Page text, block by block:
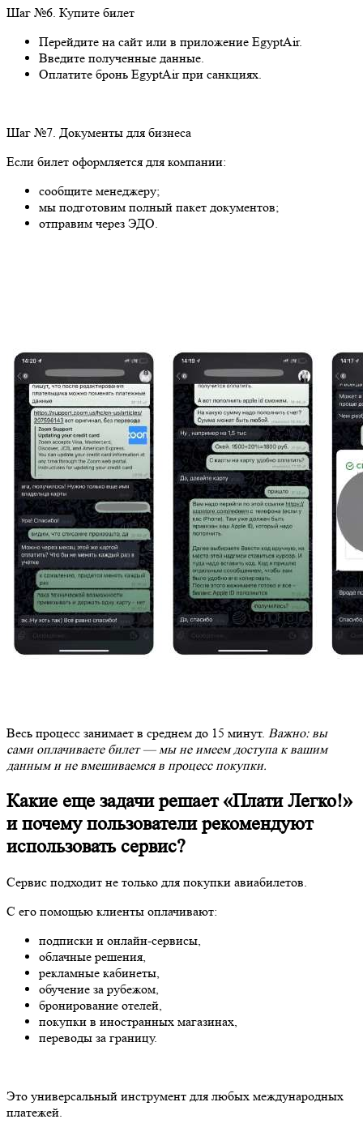
Шаг №6. Купите билет
Перейдите на сайт или в приложение EgyptAir.
Введите полученные данные.
Оплатите бронь EgyptAir при санкциях.
Шаг №7. Документы для бизнеса
Если билет оформляется для компании:
сообщите менеджеру;
мы подготовим полный пакет документов;
отправим через ЭДО.
Весь процесс занимает в среднем до 15 минут. Важно: вы
сами оплачиваете билет — мы не имеем доступа к вашим
данным и не вмешиваемся в процесс покупки.
Какие еще задачи решает «Плати Легко!»
и почему пользователи рекомендуют
использовать сервис?
Сервис подходит не только для покупки авиабилетов.
С его помощью клиенты оплачивают:
подписки и онлайн-сервисы,
облачные решения,
рекламные кабинеты,
обучение за рубежом,
бронирование отелей,
покупки в иностранных магазинах,
переводы за границу.
Это универсальный инструмент для любых международных
платежей.